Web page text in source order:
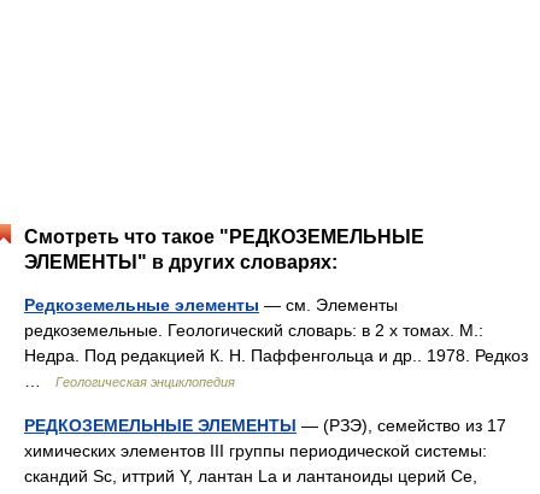
Смотреть что такое "РЕДКОЗЕМЕЛЬНЫЕ
ЭЛЕМЕНТЫ" в других словарях:
Редкоземельные элементы — см. Элементы
редкоземельные. Геологический словарь: в 2 х томах. М.:
Недра. Под редакцией К. Н. Паффенгольца и др.. 1978. Редкоз
Геологическая энциклопедия
РЕДКОЗЕМЕЛЬНЫЕ ЭЛЕМЕНТЫ — (РЗЭ), семейство из 17
химических элементов III группы периодической системы:
скандий Sc, иттрий Y, лантан La и лантаноиды церий Ce,